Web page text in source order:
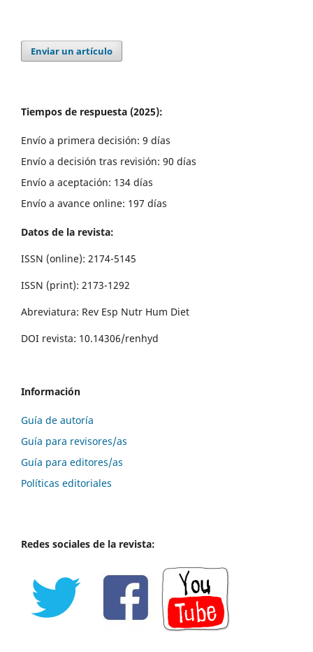
Enviar un artículo
Tiempos de respuesta (2025):
Envío a primera decisión: 9 días
Envío a decisión tras revisión: 90 días
Envío a aceptación: 134 días
Envío a avance online: 197 días
Datos de la revista:
ISSN (online): 2174-5145
ISSN (print): 2173-1292
Abreviatura: Rev Esp Nutr Hum Diet
DOI revista: 10.14306/renhyd
Información
Guía de autoría
Guía para revisores/as
Guía para editores/as
Políticas editoriales
Redes sociales de la revista: